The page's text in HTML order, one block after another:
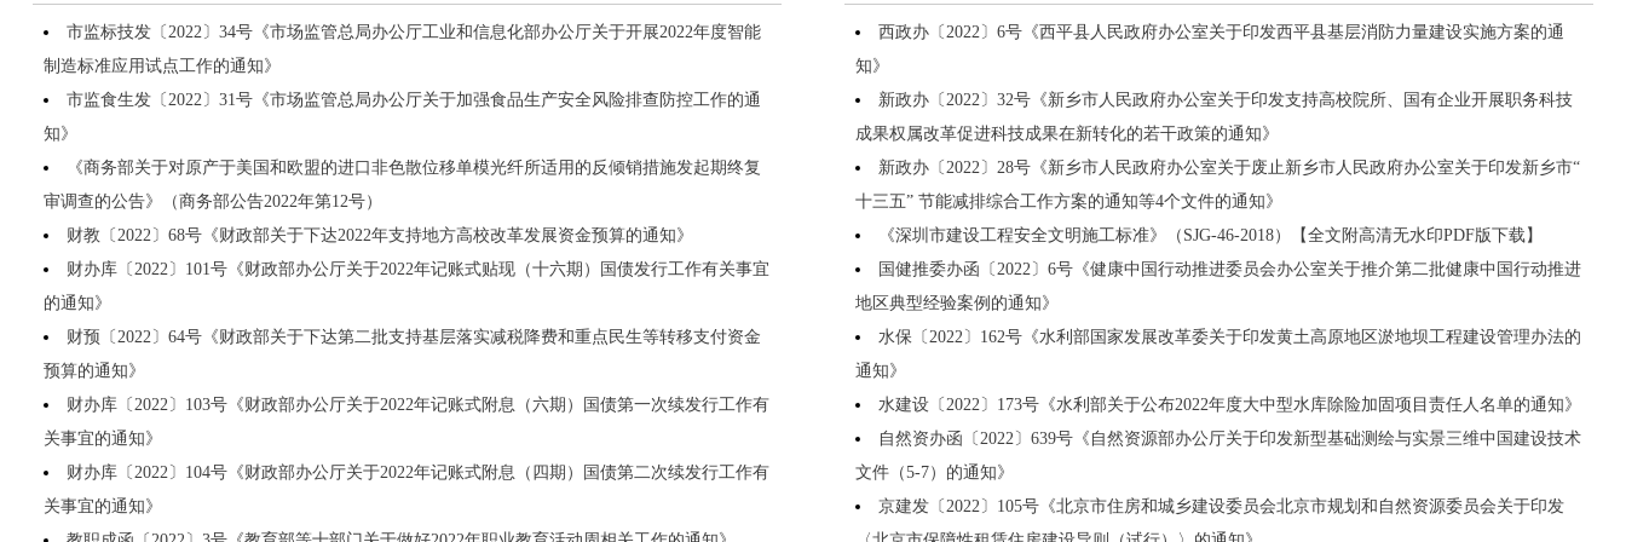
市监标技发〔2022〕34号《市场监管总局办公厅工业和信息化部办公厅关于开展2022年度智能
制造标准应用试点工作的通知》
市监食生发〔2022〕31号《市场监管总局办公厅关于加强食品生产安全风险排查防控工作的通
知》
《商务部关于对原产于美国和欧盟的进口非色散位移单模光纤所适用的反倾销措施发起期终复
审调查的公告》（商务部公告2022年第12号）
财教〔2022〕68号《财政部关于下达2022年支持地方高校改革发展资金预算的通知》
财办库〔2022〕101号《财政部办公厅关于2022年记账式贴现（十六期）国债发行工作有关事宜
的通知》
财预〔2022〕64号《财政部关于下达第二批支持基层落实减税降费和重点民生等转移支付资金
预算的通知》
财办库〔2022〕103号《财政部办公厅关于2022年记账式附息（六期）国债第一次续发行工作有
关事宜的通知》
财办库〔2022〕104号《财政部办公厅关于2022年记账式附息（四期）国债第二次续发行工作有
关事宜的通知》
西政办〔2022〕6号《西平县人民政府办公室关于印发西平县基层消防力量建设实施方案的通
知》
新政办〔2022〕32号《新乡市人民政府办公室关于印发支持高校院所、国有企业开展职务科技
成果权属改革促进科技成果在新转化的若干政策的通知》
新政办〔2022〕28号《新乡市人民政府办公室关于废止新乡市人民政府办公室关于印发新乡市“
十三五” 节能减排综合工作方案的通知等4个文件的通知》
《深圳市建设工程安全文明施工标准》（SJG-46-2018）【全文附高清无水印PDF版下载】
国健推委办函〔2022〕6号《健康中国行动推进委员会办公室关于推介第二批健康中国行动推进
地区典型经验案例的通知》
水保〔2022〕162号《水利部国家发展改革委关于印发黄土高原地区淤地坝工程建设管理办法的
通知》
水建设〔2022〕173号《水利部关于公布2022年度大中型水库除险加固项目责任人名单的通知》
自然资办函〔2022〕639号《自然资源部办公厅关于印发新型基础测绘与实景三维中国建设技术
文件（5-7）的通知》
京建发〔2022〕105号《北京市住房和城乡建设委员会北京市规划和自然资源委员会关于印发